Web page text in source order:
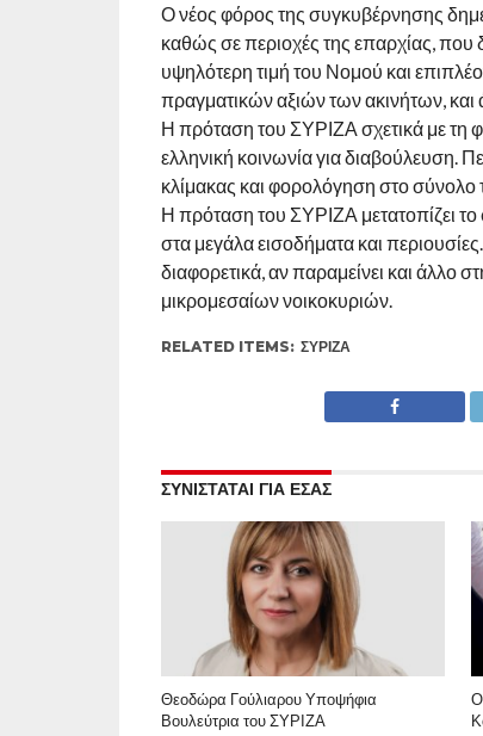
Ο νέος φόρος της συγκυβέρνησης
καθώς σε περιοχές της επαρχίας, που
υψηλότερη τιμή του Νομού και
πραγματικών αξιών των ακινήτων,
Η πρόταση του ΣΥΡΙΖΑ σχετικά με τη
ελληνική κοινωνία για διαβούλευση.
κλίμακας και φορολόγηση στο σύνολο
Η πρόταση του ΣΥΡΙΖΑ μετατοπίζει το
στα μεγάλα εισοδήματα και
διαφορετικά, αν παραμείνει και άλλο
μικρομεσαίων νοικοκυριών.
RELATED ITEMS: ΣΥΡΙΖΑ
ΣΥΝΙΣΤΑΤΑΙ ΓΙΑ ΕΣΑΣ
Θεοδώρα Γούλιαρου Υποψήφια
Βουλεύτρια του ΣΥΡΙΖΑ
Ο